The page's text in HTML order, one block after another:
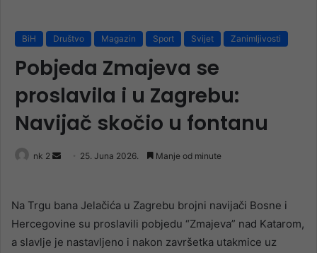
BiH Društvo Magazin Sport Svijet Zanimljivosti
Pobjeda Zmajeva se
proslavila i u Zagrebu:
Navijač skočio u fontanu
nk 2
Send 25. Juna 2026. Manje od minute
Na Trgu bana Jelačića u Zagrebu brojni navijači Bosne i
Hercegovine su proslavili pobjedu “Zmajeva” nad Katarom,
a slavlje je nastavljeno i nakon završetka utakmice uz